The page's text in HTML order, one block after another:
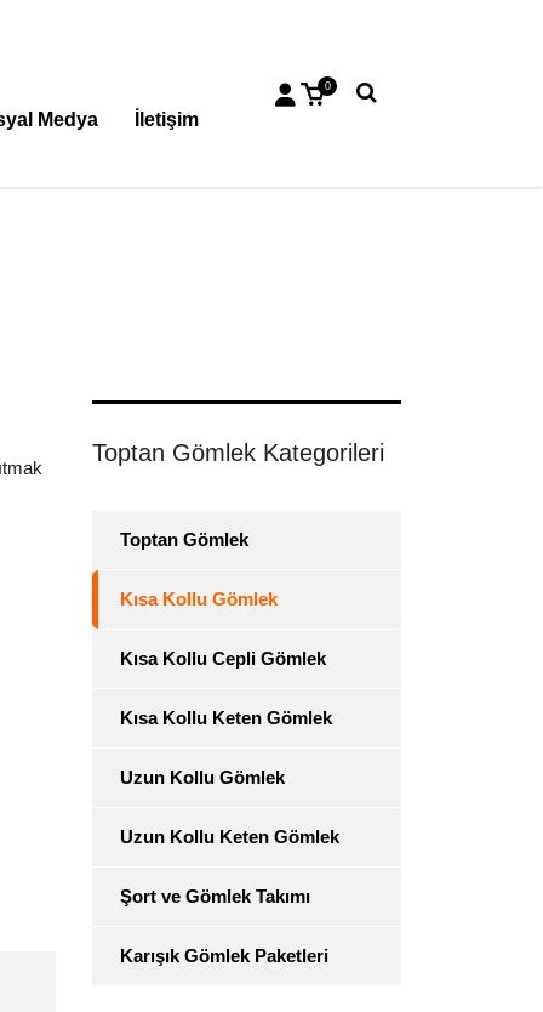
Medya İletişim
0
Toptan Gömlek Kategorileri
Toptan Gömlek
Kısa Kollu Gömlek
Kısa Kollu Cepli Gömlek
Kısa Kollu Keten Gömlek
Uzun Kollu Gömlek
Uzun Kollu Keten Gömlek
Şort ve Gömlek Takımı
Karışık Gömlek Paketleri